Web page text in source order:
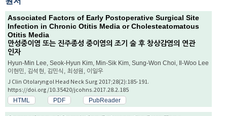
Associated Factors of Early Postoperative Surgical Site
Infection in Chronic Otitis Media or Cholesteatomatous
Otitis Media
만성중이염 또는 진주종성 중이염의 조기 술 후 창상감염의 연관
인자
Hyun-Min Lee, Seok-Hyun Kim, Min-Sik Kim, Sung-Won Choi, Il-Woo Lee
이현민, 김석현, 김민식, 최성원, 이일우
J Clin Otolaryngol Head Neck Surg 2017;28(2):185-191.
https://doi.org/10.35420/jcohns.2017.28.2.185
HTML PDF PubReader